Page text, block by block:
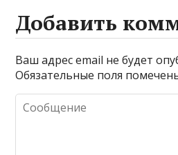
Добавить
Ваш адрес email не будет
Обязательные поля